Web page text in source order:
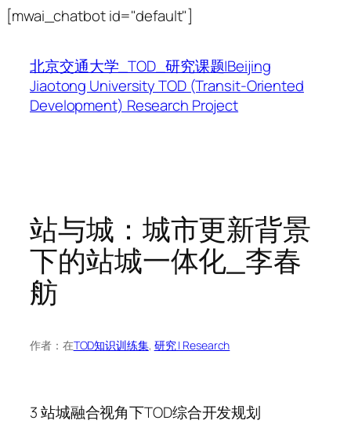
[mwai_chatbot id="default"]
内
容
北京交通大学_TOD_研究课题|Beijing
Jiaotong University TOD (Transit-Oriented
Development) Research Project
站与城：城市更新背景
下的站城一体化_李春
舫
作者： 在TOD知识训练集, 研究 | Research
3 站城融合视角下TOD综合开发规划